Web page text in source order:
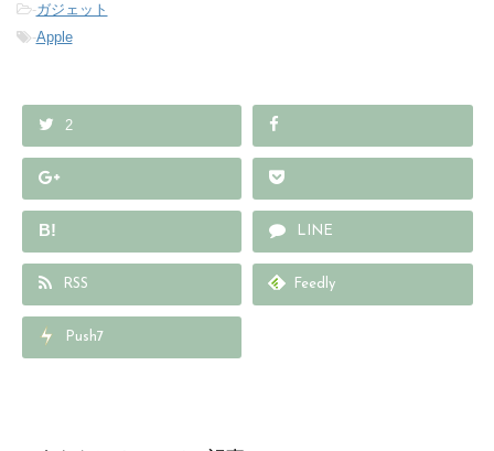
-ガジェット
-Apple
2
B! LINE
RSS Feedly
Push7